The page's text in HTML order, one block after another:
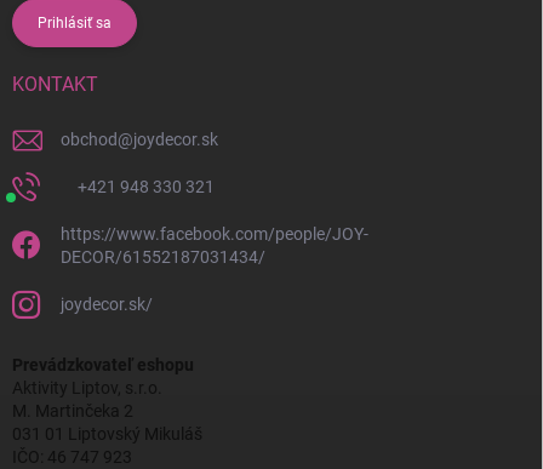
Prihlásiť sa
KONTAKT
obchod@joydecor.sk
+421 948 330 321
https://www.facebook.com/people/JOY-
DECOR/61552187031434/
joydecor.sk/
Prevádzkovateľ eshopu
Aktivity Liptov, s.r.o.
M. Martinčeka 2
031 01 Liptovský Mikuláš
IČO: 46 747 923